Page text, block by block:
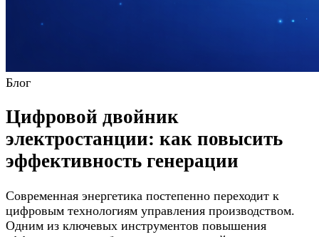
Блог
Цифровой двойник
электростанции: как повысить
эффективность генерации
Современная энергетика постепенно переходит к
цифровым технологиям управления производством.
Одним из ключевых инструментов повышения